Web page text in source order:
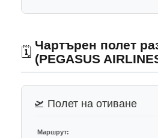
🗓️ Чартърен полет
(PEGASUS
🛫 Полет на отиване
Маршрут: